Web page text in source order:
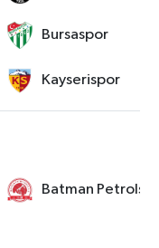
Bursaspor
Kayserispor
Batman